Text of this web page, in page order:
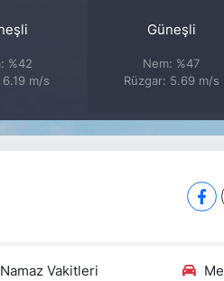
%42
m/s
Güneşli
Nem: %47
Rüzgar: 5.69 m/s
Vakitleri